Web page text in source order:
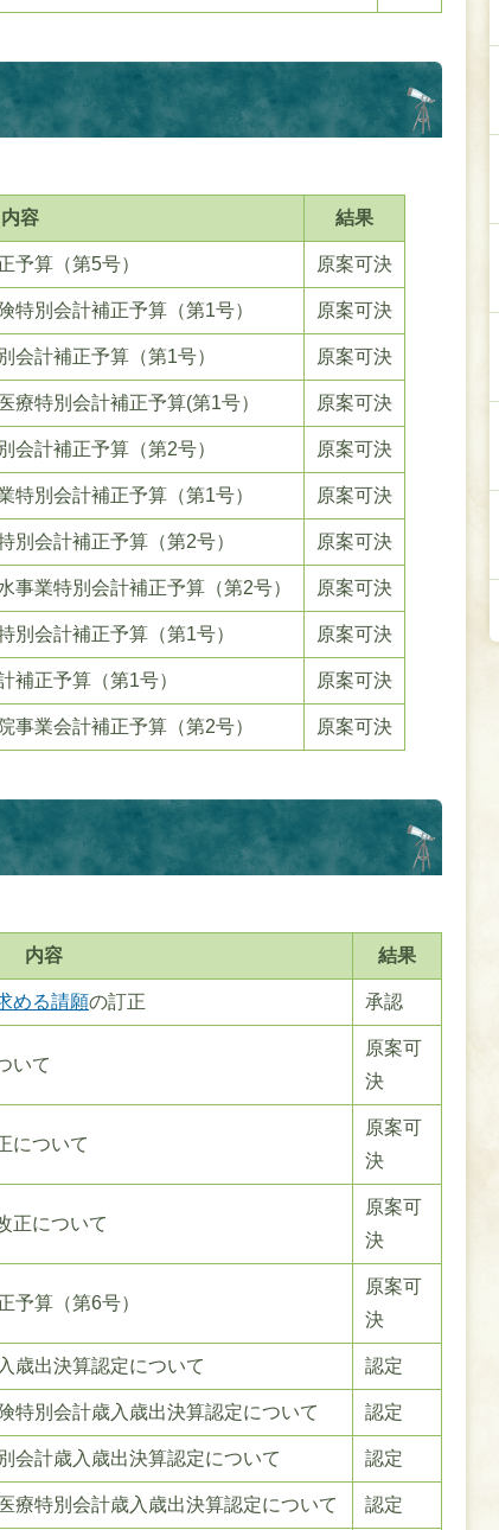
内容 結果
予算（第5号） 原案可決
特別会計補正予算（第1号） 原案可決
会計補正予算（第1号） 原案可決
療特別会計補正予算(第1号） 原案可決
会計補正予算（第2号） 原案可決
特別会計補正予算（第1号） 原案可決
別会計補正予算（第2号） 原案可決
事業特別会計補正予算（第2号） 原案可決
別会計補正予算（第1号） 原案可決
補正予算（第1号） 原案可決
事業会計補正予算（第2号） 原案可決
内容 結果
める請願の訂正 承認
いて
原案可
決
について
原案可
決
正について
原案可
決
予算（第6号）
原案可
決
歳出決算認定について 認定
特別会計歳入歳出決算認定について 認定
会計歳入歳出決算認定について 認定
療特別会計歳入歳出決算認定について 認定